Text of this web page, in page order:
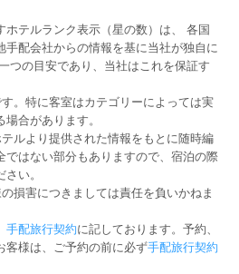
テルランク表示（星の数）は、 各国
手配会社からの情報を基に当社が独自に
つの目安であり、当社はこれを保証す
。特に客室はカテゴリーによっては実
合があります。
ルより提供された情報をもとに随時編
ではない部分もありますので、宿泊の際
い。
損害につきましては責任を負いかねま
手配旅行契約に記しております。予約、
客様は、ご予約の前に必ず手配旅行契約